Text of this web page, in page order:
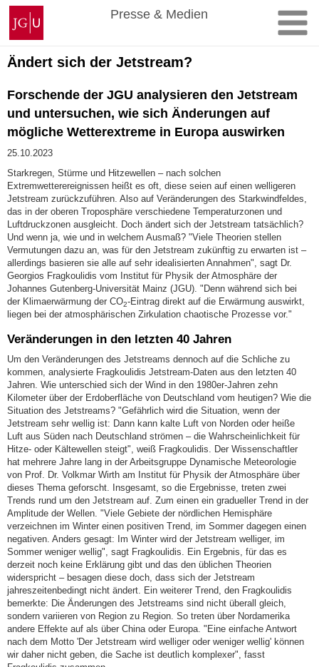
Zum
Inhalt
springen
Johannes
Gutenberg-
Universität
Mainz
Presse & Medien
Ändert sich der Jetstream?
Forschende der JGU analysieren den Jetstream
und untersuchen, wie sich Änderungen auf
mögliche Wetterextreme in Europa auswirken
25.10.2023
Starkregen, Stürme und Hitzewellen – nach solchen
Extremwetterereignissen heißt es oft, diese seien auf einen welligeren
Jetstream zurückzuführen. Also auf Veränderungen des Starkwindfeldes,
das in der oberen Troposphäre verschiedene Temperaturzonen und
Luftdruckzonen ausgleicht. Doch ändert sich der Jetstream tatsächlich?
Und wenn ja, wie und in welchem Ausmaß? "Viele Theorien stellen
Vermutungen dazu an, was für den Jetstream zukünftig zu erwarten ist –
allerdings basieren sie alle auf sehr idealisierten Annahmen", sagt Dr.
Georgios Fragkoulidis vom Institut für Physik der Atmosphäre der
Johannes Gutenberg-Universität Mainz (JGU). "Denn während sich bei
der Klimaerwärmung der CO2-Eintrag direkt auf die Erwärmung auswirkt,
liegen bei der atmosphärischen Zirkulation chaotische Prozesse vor."
Veränderungen in den letzten 40 Jahren
Um den Veränderungen des Jetstreams dennoch auf die Schliche zu
kommen, analysierte Fragkoulidis Jetstream-Daten aus den letzten 40
Jahren. Wie unterschied sich der Wind in den 1980er-Jahren zehn
Kilometer über der Erdoberfläche von Deutschland vom heutigen? Wie die
Situation des Jetstreams? "Gefährlich wird die Situation, wenn der
Jetstream sehr wellig ist: Dann kann kalte Luft von Norden oder heiße
Luft aus Süden nach Deutschland strömen – die Wahrscheinlichkeit für
Hitze- oder Kältewellen steigt", weiß Fragkoulidis. Der Wissenschaftler
hat mehrere Jahre lang in der Arbeitsgruppe Dynamische Meteorologie
von Prof. Dr. Volkmar Wirth am Institut für Physik der Atmosphäre über
dieses Thema geforscht. Insgesamt, so die Ergebnisse, treten zwei
Trends rund um den Jetstream auf. Zum einen ein gradueller Trend in der
Amplitude der Wellen. "Viele Gebiete der nördlichen Hemisphäre
verzeichnen im Winter einen positiven Trend, im Sommer dagegen einen
negativen. Anders gesagt: Im Winter wird der Jetstream welliger, im
Sommer weniger wellig", sagt Fragkoulidis. Ein Ergebnis, für das es
derzeit noch keine Erklärung gibt und das den üblichen Theorien
widerspricht – besagen diese doch, dass sich der Jetstream
jahreszeitenbedingt nicht ändert. Ein weiterer Trend, den Fragkoulidis
bemerkte: Die Änderungen des Jetstreams sind nicht überall gleich,
sondern variieren von Region zu Region. So treten über Nordamerika
andere Effekte auf als über China oder Europa. "Eine einfache Antwort
nach dem Motto 'Der Jetstream wird welliger oder weniger wellig' können
wir daher nicht geben, die Sache ist deutlich komplexer", fasst